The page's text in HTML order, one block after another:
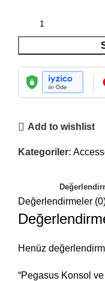
Add to wishlist
Kategoriler:
Değerlendirmeler
Henüz
“Pegasus Konsol